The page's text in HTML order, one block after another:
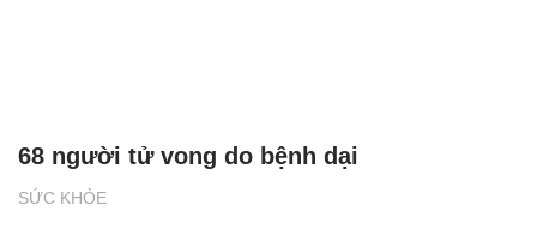
SỨC KHỎE
68 người tử vong do bệnh dại